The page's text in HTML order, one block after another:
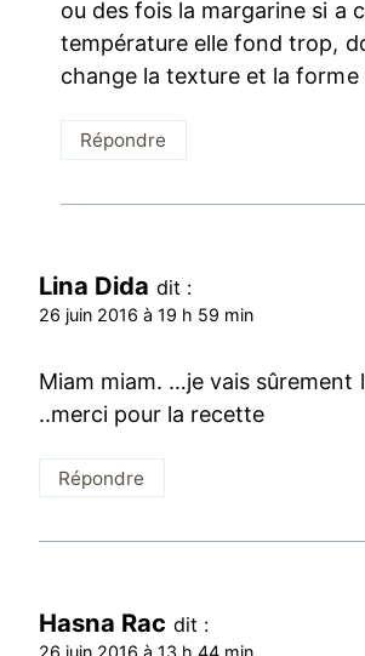
ou des fois la margarine si a
température elle fond trop,
change la texture et la forme
Répondre
Lina Dida dit :
26 juin 2016 à 19 h 59 min
Miam miam. …je vais sûrement
..merci pour la recette
Répondre
Hasna Rac dit :